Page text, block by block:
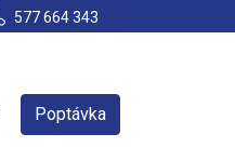
577 664 343
Poptávka